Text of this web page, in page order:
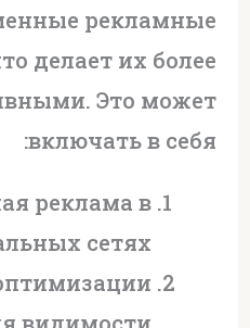
рекламные
делает их более
Это может
включать в себя:
реклама в
сетях